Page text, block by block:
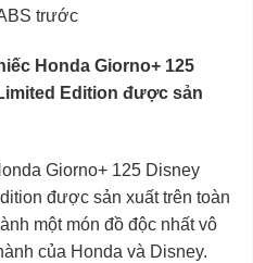
trước
Honda Giorno+ 125
Edition được sản
Giorno+ 125 Disney
được sản xuất trên toàn
một món đồ độc nhất vô
của Honda và Disney.